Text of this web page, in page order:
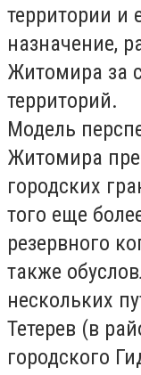
территории и
назначение,
Житомира за
территорий.
Модель
Житомира
городских
того еще
резервного
также
нескольких
Тетерев (в
городского